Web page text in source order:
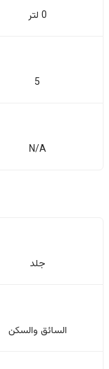
0 لتر
5
N/A
جلد
السائق والسکن